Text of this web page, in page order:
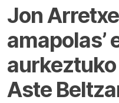
Jon
amapolas’
Aste